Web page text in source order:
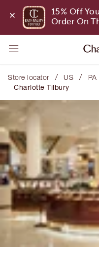
15% Off
Order On
Store locator / US / PA
Charlotte Tilbury